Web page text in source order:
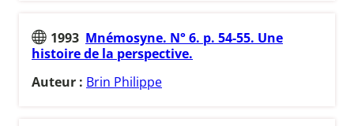
1993 Mnémosyne. N° 6. p. 54-55. Une
histoire de la perspective.
Auteur : Brin Philippe